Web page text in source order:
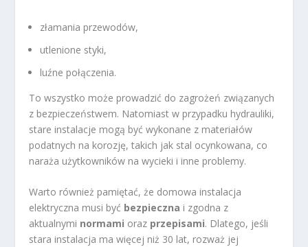
złamania przewodów,
utlenione styki,
luźne połączenia.
To wszystko może prowadzić do zagrożeń związanych
z bezpieczeństwem. Natomiast w przypadku hydrauliki,
stare instalacje mogą być wykonane z materiałów
podatnych na korozję, takich jak stal ocynkowana, co
naraża użytkowników na wycieki i inne problemy.
Warto również pamiętać, że domowa instalacja
elektryczna musi być bezpieczna i zgodna z
aktualnymi normami oraz przepisami. Dlatego, jeśli
stara instalacja ma więcej niż 30 lat, rozważ jej